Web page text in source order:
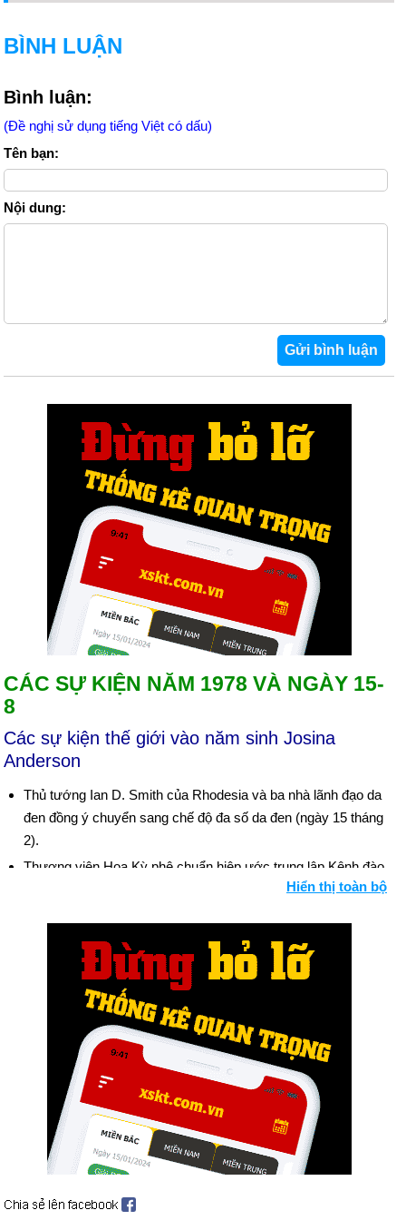
BÌNH LUẬN
Bình luận:
(Đề nghị sử dụng tiếng Việt có dấu)
Tên bạn:
Nội dung:
CÁC SỰ KIỆN NĂM 1978 VÀ NGÀY 15-
8
Các sự kiện thế giới vào năm sinh Josina
Anderson
Thủ tướng Ian D. Smith của Rhodesia và ba nhà lãnh đạo da
đen đồng ý chuyển sang chế độ đa số da đen (ngày 15 tháng
2).
Thượng viện Hoa Kỳ phê chuẩn hiệp ước trung lập Kênh đào
Panama (ngày 16 tháng 3); bỏ phiếu hiệp ước chuyển kênh
Cựu Thủ tướng Ý Aldo Moro bị bọn khủng bố cánh tả bắt cóc,
giết 5 vệ sĩ (ngày 16 tháng 3); anh ta được tìm thấy đã bị giết
(ngày 9 tháng 5).
Giáo hoàng Paul VI, qua đời ở tuổi 80, để tang (ngày 6 tháng
8); tân Giáo hoàng, John Paul I, 65 tuổi, chết bất đắc kỳ tử sau
34 ngày tại vị (28 tháng 9); kế vị Hồng y Karol Wojtyla của Ba
Lan là John Paul II (ngày 16 tháng 10).
"Khuôn khổ cho Hòa bình" ở Trung Đông do Tổng thống Ai Cập
Anwar Sadat và Thủ tướng Israel Menachem ký Bắt đầu sau
hội nghị kéo dài 13 ngày tại Trại David do Tổng thống Jimmy
Carter dẫn đầu (ngày 17 tháng 9).
Những người theo dõi Jim Jones tự sát hàng loạt ở
Hiển thị toàn bộ